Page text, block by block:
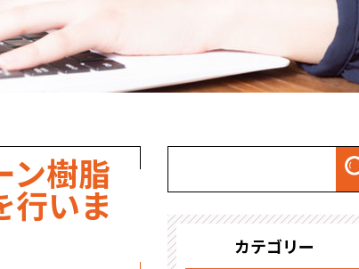
求人情報
ン樹脂
行いま
カテゴリー